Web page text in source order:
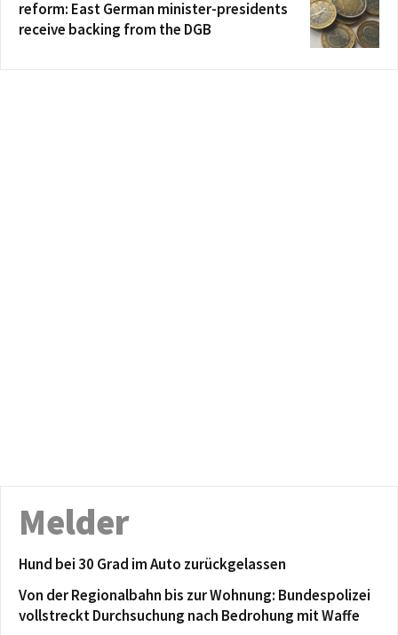
reform: East German minister-presidents
receive backing from the DGB
Melder
Hund bei 30 Grad im Auto zurückgelassen
Von der Regionalbahn bis zur Wohnung: Bundespolizei
vollstreckt Durchsuchung nach Bedrohung mit Waffe